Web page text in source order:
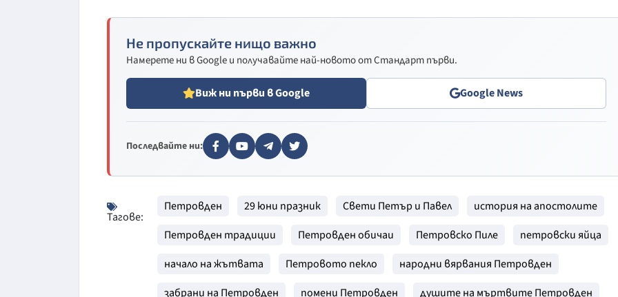
Не пропускайте нищо важно
Намерете ни в Google и получавайте най-новото от Стандарт първи.
Виж ни първи в Google Google News
Последвайте ни:
Тагове:
Петровден 29 юни празник Свети Петър и Павел
история на апостолите
Петровден традиции
Петровден обичаи Петровско Пиле
петровски яйца
начало на жътвата
Петровото пекло
народни вярвания Петровден
забрани на Петровден
помени Петровден душите на мъртвите Петровден